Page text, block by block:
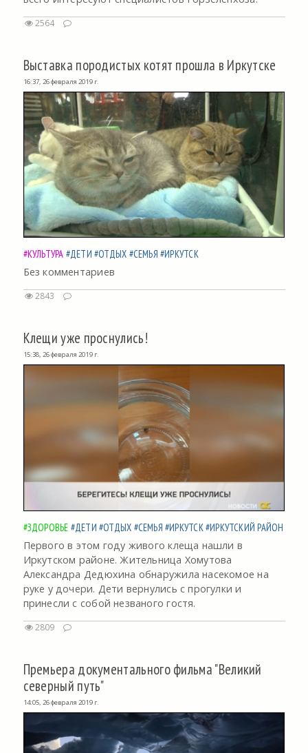
2564
Выставка породистых котят прошла в Иркутске
16:37, 26 февраля 2019 г.
#КУЛЬТУРА #ДЕТИ #ОТДЫХ #СЕМЬЯ #ИРКУТСК
Без комментариев
2843
Клещи уже проснулись!
15:38, 26 февраля 2019 г.
#ЗДОРОВЬЕ #ДЕТИ #ОТДЫХ #СЕМЬЯ #ИРКУТСК#ИРКУТСКИЙ РАЙОН
Первого в этом году живого клеща нашли в
Иркутском районе. Жительница Хомутова
Александра Дедюхина обнаружила насекомое на
руке у дочери. Дети вернулись с прогулки и
принесли с собой незваного гостя.
2809
Премьера документального фильма "Великий
северный путь"
14:05, 26 февраля 2019 г.